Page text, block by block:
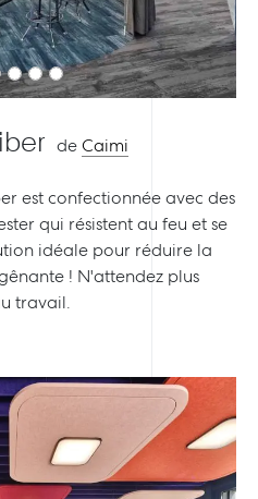
deCaimi
est confectionnée avec des
qui résistent au feu et se
idéale pour réduire la
! N'attendez plus
travail.